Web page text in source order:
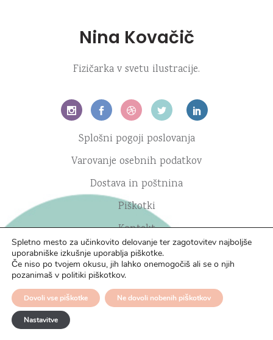
Nina Kovačič
Fizičarka v svetu ilustracije.
Splošni pogoji poslovanja
Varovanje osebnih podatkov
Dostava in poštnina
Piškotki
Kontakt
Spletno mesto za učinkovito delovanje ter zagotovitev najboljše
uporabniške izkušnje uporablja piškotke.
Če niso po tvojem okusu, jih lahko onemogočiš ali se o njih
pozanimaš v politiki piškotkov.
Dovoli vse piškotke Ne dovoli nobenih piškotkov
Nastavitve